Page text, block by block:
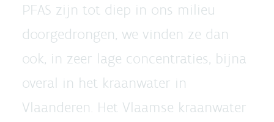
PFAS zijn tot diep in ons milieu
doorgedrongen, we vinden ze dan
ook, in zeer lage concentraties, bijna
overal in het kraanwater in
Vlaanderen. Het Vlaamse kraanwater